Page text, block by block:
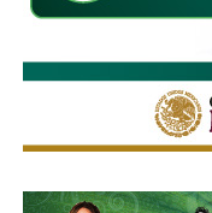
por los accionistas
participación de
vez se conviertan
que lo convertiría
la compañía.
Esa conversión